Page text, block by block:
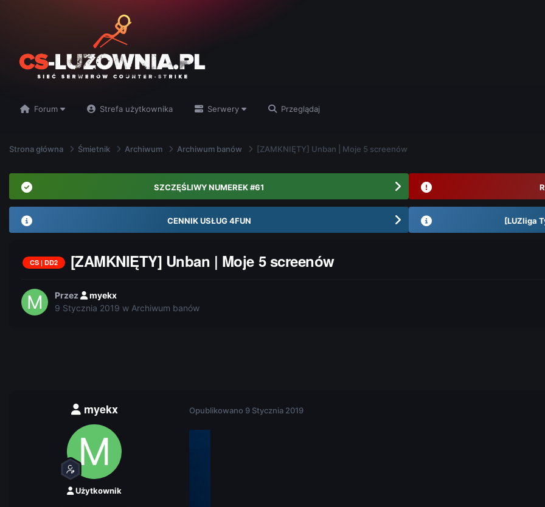
Forum Strefa użytkownika Serwery Przeglądaj
Strona główna Śmietnik Archiwum Archiwum banów [ZAMKNIĘTY] Unban | Moje 5 screenów
SZCZĘŚLIWY NUMEREK #61
CENNIK USŁUG 4FUN [LUZliga
CS | DD2 [ZAMKNIĘTY] Unban | Moje 5 screenów
Przez
myekx
9 Stycznia 2019 w Archiwum banów
myekx
Użytkownik
Opublikowano 9 Stycznia 2019